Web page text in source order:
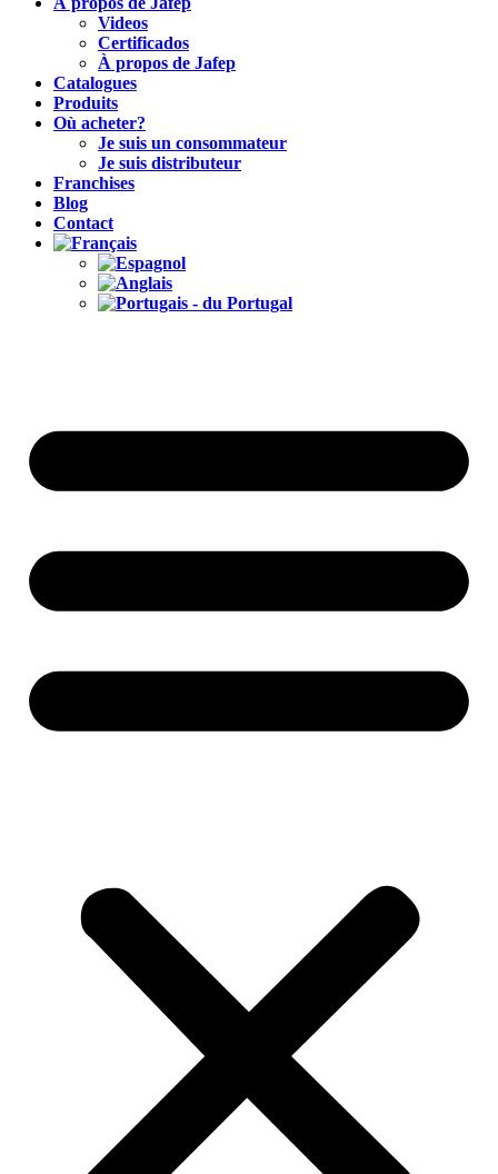
Videos
Certificados
À propos de Jafep
Catalogues
Produits
Où acheter?
Je suis un consommateur
Je suis distributeur
Franchises
Blog
Contact